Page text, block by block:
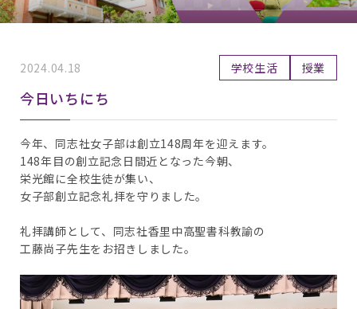
資料請求
お問い合わせ
2024.04.18 学校生活 授業
今日いちにち
今年、同志社女子部は創立148周年を迎えます。
148年目の創立記念日間近となった今朝、
栄光館に全校生徒が集い、
女子部創立記念礼拝を守りました。
礼拝講師として、同志社香里中高聖書科教諭の
工藤尚子先生をお招きしました。